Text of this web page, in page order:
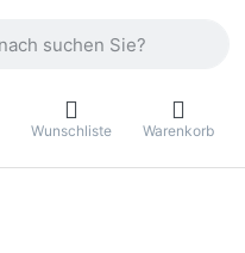
Wunschliste Warenkorb